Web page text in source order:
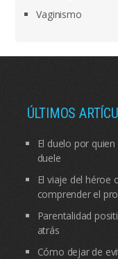
Vaginismo
ÚLTIMOS
El duelo por
duele
El viaje del héroe
comprender el
Parentalidad
atrás
Cómo dejar de